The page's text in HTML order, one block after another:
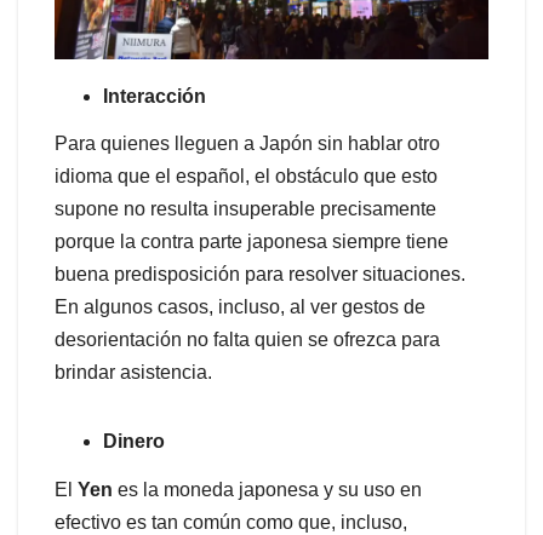
Interacción
Para quienes lleguen a Japón sin hablar otro
idioma que el español, el obstáculo que esto
supone no resulta insuperable precisamente
porque la contra parte japonesa siempre tiene
buena predisposición para resolver situaciones.
En algunos casos, incluso, al ver gestos de
desorientación no falta quien se ofrezca para
brindar asistencia.
Dinero
El Yen es la moneda japonesa y su uso en
efectivo es tan común como que, incluso,